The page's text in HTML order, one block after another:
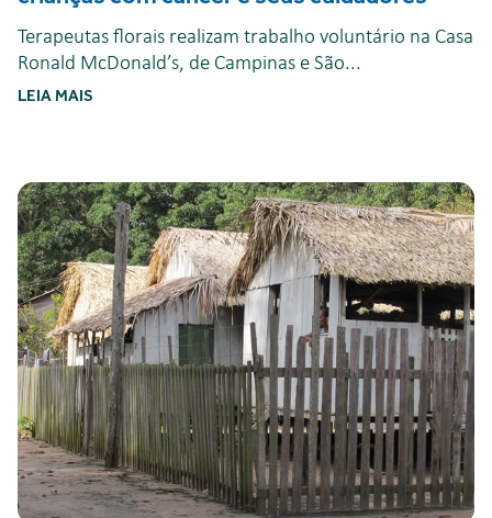
Terapeutas florais realizam trabalho voluntário na Casa
Ronald McDonald’s, de Campinas e São...
LEIA MAIS